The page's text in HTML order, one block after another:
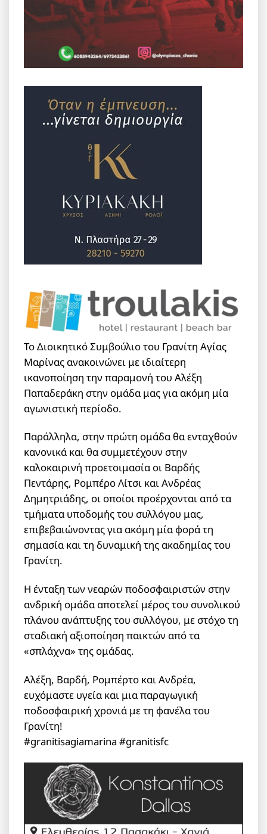
Το Διοικητικό Συμβούλιο του Γρανίτη Αγίας
Μαρίνας ανακοινώνει με ιδιαίτερη
ικανοποίηση την παραμονή του Αλέξη
Παπαδεράκη στην ομάδα μας για ακόμη μία
αγωνιστική περίοδο.
Παράλληλα, στην πρώτη ομάδα θα ενταχθούν
κανονικά και θα συμμετέχουν στην
καλοκαιρινή προετοιμασία οι Βαρδής
Πεντάρης, Ρομπέρο Λίτσι και Ανδρέας
Δημητριάδης, οι οποίοι προέρχονται από τα
τμήματα υποδομής του συλλόγου μας,
επιβεβαιώνοντας για ακόμη μία φορά τη
σημασία και τη δυναμική της ακαδημίας του
Γρανίτη.
Η ένταξη των νεαρών ποδοσφαιριστών στην
ανδρική ομάδα αποτελεί μέρος του συνολικού
πλάνου ανάπτυξης του συλλόγου, με στόχο τη
σταδιακή αξιοποίηση παικτών από τα
«σπλάχνα» της ομάδας.
Αλέξη, Βαρδή, Ρομπέρτο και Ανδρέα,
ευχόμαστε υγεία και μια παραγωγική
ποδοσφαιρική χρονιά με τη φανέλα του
Γρανίτη!
#granitisagiamarina #granitisfc